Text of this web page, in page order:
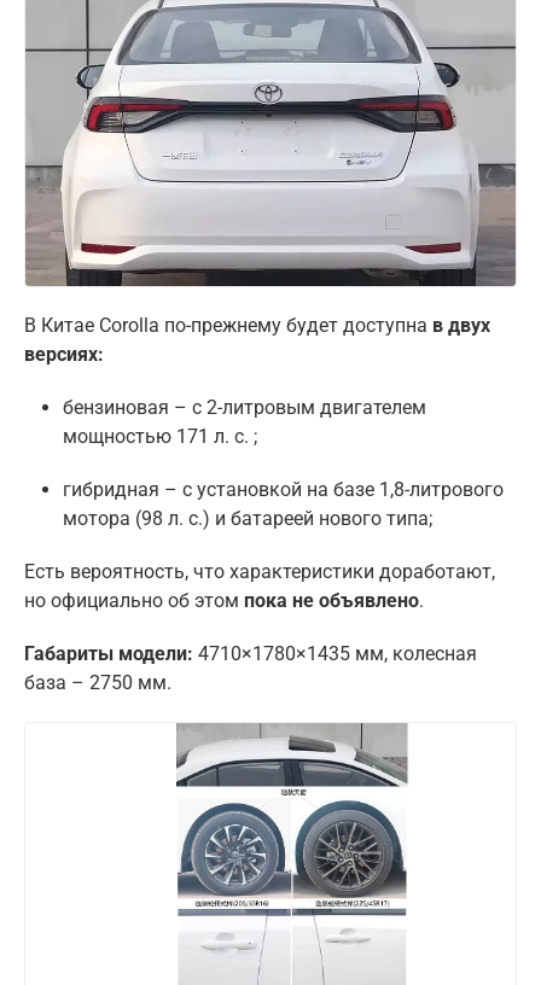
В Китае Corolla по-прежнему будет доступна в двух
версиях:
бензиновая – с 2-литровым двигателем
мощностью 171 л. с. ;
гибридная – с установкой на базе 1,8-литрового
мотора (98 л. с.) и батареей нового типа;
Есть вероятность, что характеристики доработают,
но официально об этом пока не объявлено.
Габариты модели: 4710×1780×1435 мм, колесная
база – 2750 мм.